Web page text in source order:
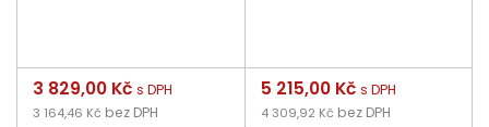
Cena
3 829,00 Kč s DPH
3 164,46 Kč bez DPH
Cena
5 215,00 Kč s DPH
4 309,92 Kč bez DPH